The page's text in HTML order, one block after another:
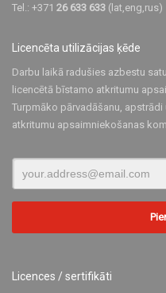
Tel.: +371 26 633 633 (lat,eng,rus)
Licencēta utilizācijas ķēde
Darbu laikā radušies azbestu
licencētā bīstamo atkritumu
Turpmāko pārvadāšanu,
atkritumu apsaimniekošanas
Licences / sertifikāti